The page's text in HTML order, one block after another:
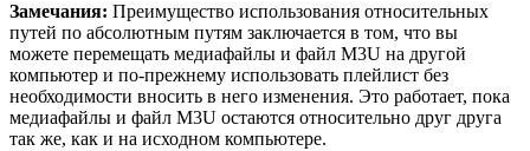
Замечания: Преимущество использования относительных
путей по абсолютным путям заключается в том, что вы
можете перемещать медиафайлы и файл M3U на другой
компьютер и по-прежнему использовать плейлист без
необходимости вносить в него изменения. Это работает, пока
медиафайлы и файл M3U остаются относительно друг друга
так же, как и на исходном компьютере.